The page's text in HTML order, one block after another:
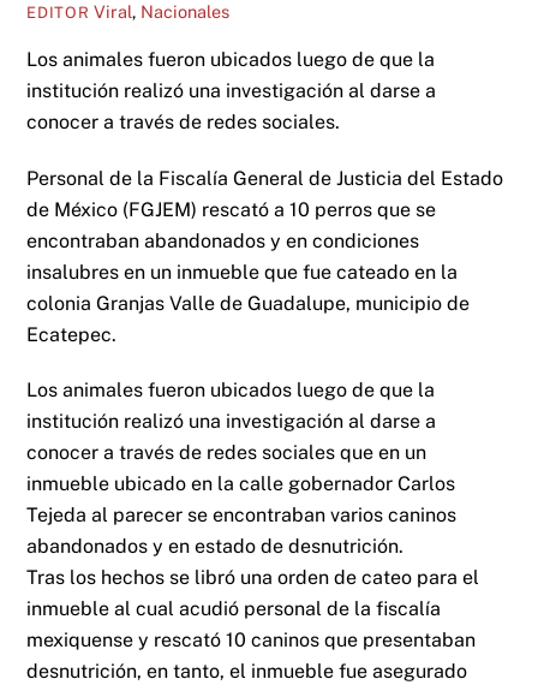
EDITOR Viral, Nacionales
Los animales fueron ubicados luego de que la
institución realizó una investigación al darse a
conocer a través de redes sociales.
Personal de la Fiscalía General de Justicia del Estado
de México (FGJEM) rescató a 10 perros que se
encontraban abandonados y en condiciones
insalubres en un inmueble que fue cateado en la
colonia Granjas Valle de Guadalupe, municipio de
Ecatepec.
Los animales fueron ubicados luego de que la
institución realizó una investigación al darse a
conocer a través de redes sociales que en un
inmueble ubicado en la calle gobernador Carlos
Tejeda al parecer se encontraban varios caninos
abandonados y en estado de desnutrición.
Tras los hechos se libró una orden de cateo para el
inmueble al cual acudió personal de la fiscalía
mexiquense y rescató 10 caninos que presentaban
desnutrición, en tanto, el inmueble fue asegurado